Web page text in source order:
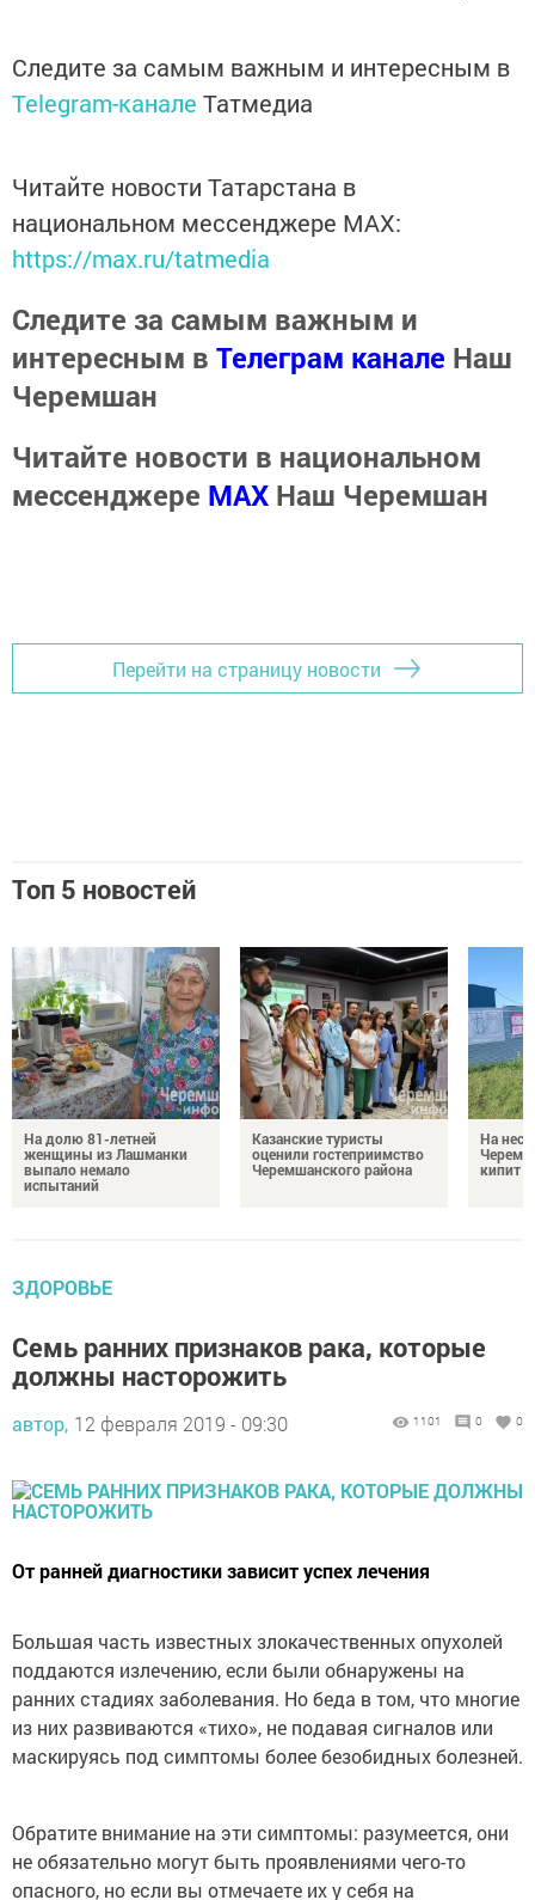
Следите за самым важным и интересным в
Telegram-канале Татмедиа
Читайте новости Татарстана в
национальном мессенджере MАХ:
https://max.ru/tatmedia
Следите за самым важным и
интересным в Телеграм канале Наш
Черемшан
Читайте новости в национальном
мессенджере MАХ Наш Черемшан
Перейти на страницу новости
Топ 5 новостей
На долю 81-летней
женщины из Лашманки
выпало немало
испытаний
Казанские туристы
оценили гостеприимство
Черемшанского района
На
кипит
ЗДОРОВЬЕ
Семь ранних признаков рака, которые
должны насторожить
автор, 12 февраля 2019 - 09:30 1101 0 0
От ранней диагностики зависит успех лечения
Большая часть известных злокачественных опухолей
поддаются излечению, если были обнаружены на
ранних стадиях заболевания. Но беда в том, что многие
из них развиваются «тихо», не подавая сигналов или
маскируясь под симптомы более безобидных болезней.
Обратите внимание на эти симптомы: разумеется, они
не обязательно могут быть проявлениями чего-то
опасного, но если вы отмечаете их у себя на